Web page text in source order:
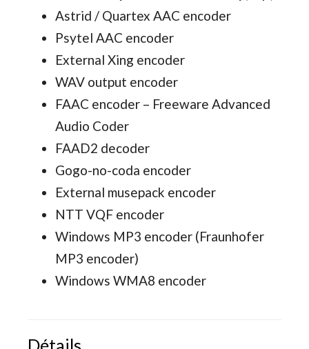
Astrid / Quartex AAC encoder
Psytel AAC encoder
External Xing encoder
WAV output encoder
FAAC encoder – Freeware Advanced
Audio Coder
FAAD2 decoder
Gogo-no-coda encoder
External musepack encoder
NTT VQF encoder
Windows MP3 encoder (Fraunhofer
MP3 encoder)
Windows WMA8 encoder
Détails